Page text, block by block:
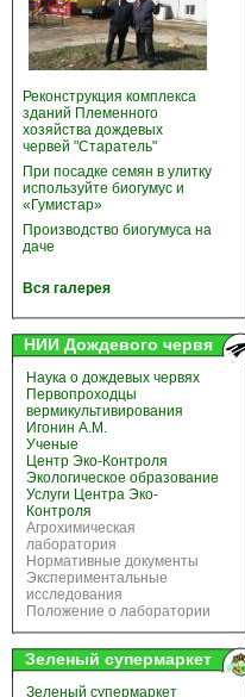
Реконструкция комплекса
зданий Племенного
хозяйства дождевых
червей "Старатель"
При посадке семян в улитку
используйте биогумус и
«Гумистар»
Производство биогумуса на
даче
Вся галерея
НИИ Дождевого червя
Наука о дождевых червях
Первопроходцы
вермикультивирования
Игонин А.М.
Ученые
Центр Эко-Контроля
Экологическое образование
Услуги Центра Эко-
Контроля
Агрохимическая
лаборатория
Нормативные документы
Экспериментальные
исследования
Положение о лаборатории
Зеленый супермаркет
Зеленый супермаркет